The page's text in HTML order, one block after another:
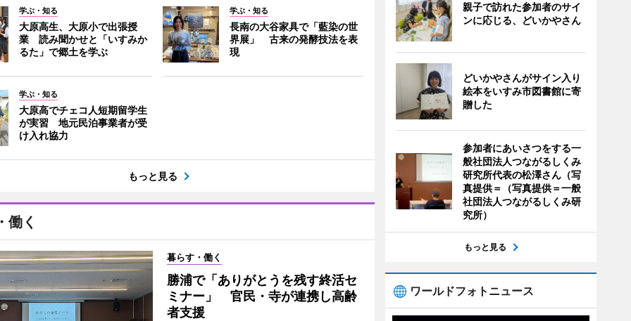
学ぶ・知る
大原高生、大原小で出張授
業 読み聞かせと「いすみか
るた」で郷土を学ぶ
学ぶ・知る
長南の大谷家具で「藍染の世
界展」 古来の発酵技法を表
現
学ぶ・知る
大原高でチェコ人短期留学生
が実習 地元民泊事業者が受
け入れ協力
もっと見る
働く
暮らす・働く
勝浦で「ありがとうを残す終活セ
ミナー」 官民・寺が連携し高齢
者支援
親子で訪れた参加者のサイ
ンに応じる、どいかやさん
どいかやさんがサイン入り
絵本をいすみ市図書館に寄
贈した
参加者にあいさつをする一
般社団法人つながるしくみ
研究所代表の松澤さん（写
真提供＝（写真提供＝一般
社団法人つながるしくみ研
究所）
もっと見る
ワールドフォトニュース